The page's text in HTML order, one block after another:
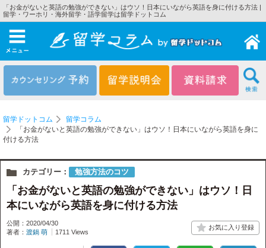
「お金がないと英語の勉強ができない」はウソ！日本にいながら英語を身に付ける方法 |
留学・ワーホリ・海外留学・語学留学は留学ドットコム
メニュー
留学ドットコム
留学コラム
「お金がないと英語の勉強ができない」はウソ！日本にいながら英語を身に
付ける方法
カテゴリー： 勉強方法のコツ
「お金がないと英語の勉強ができない」はウソ！日
本にいながら英語を身に付ける方法
公開：2020/04/30
著者： 渡鍋 萌 1711 Views